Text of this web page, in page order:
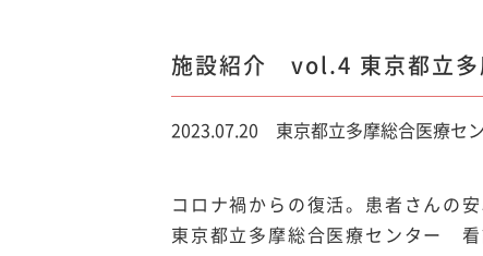
施設紹介 vol.4 東京都立多
2023.07.20 東京都立多摩総合医療セ
コロナ禍からの復活。患者さんの
東京都立多摩総合医療センター